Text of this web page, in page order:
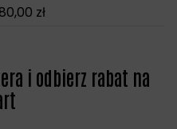
80,00 zł
i odbierz rabat na